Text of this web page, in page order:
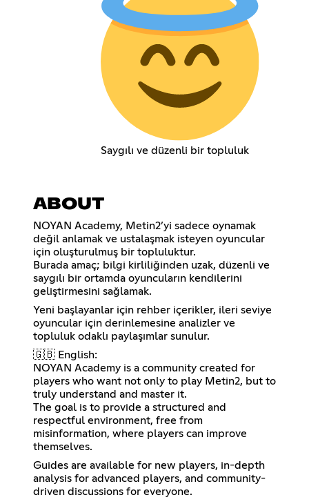
Saygılı ve düzenli bir topluluk
ABOUT
NOYAN Academy, Metin2’yi sadece oynamak
değil anlamak ve ustalaşmak isteyen oyuncular
için oluşturulmuş bir topluluktur.
Burada amaç; bilgi kirliliğinden uzak, düzenli ve
saygılı bir ortamda oyuncuların kendilerini
geliştirmesini sağlamak.
Yeni başlayanlar için rehber içerikler, ileri seviye
oyuncular için derinlemesine analizler ve
topluluk odaklı paylaşımlar sunulur.
🇬🇧 English:
NOYAN Academy is a community created for
players who want not only to play Metin2, but to
truly understand and master it.
The goal is to provide a structured and
respectful environment, free from
misinformation, where players can improve
themselves.
Guides are available for new players, in-depth
analysis for advanced players, and community-
driven discussions for everyone.